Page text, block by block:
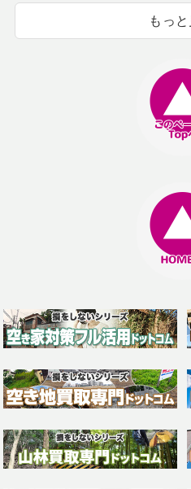
もっ